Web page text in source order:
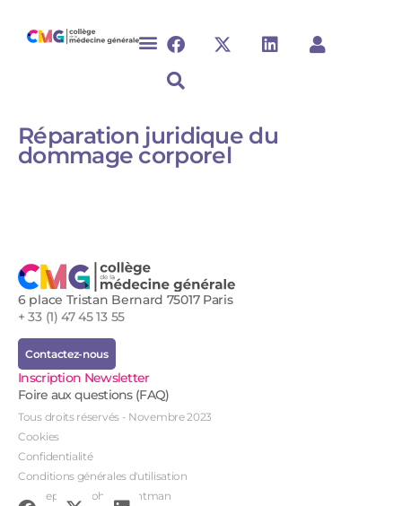
Réparation juridique du
dommage corporel​​​​
6 place Tristan Bernard 75017 Paris
+ 33 (1) 47 45 13 55
Contactez-nous
Inscription Newsletter
Foire aux questions (FAQ)
Tous droits réservés - Novembre 2023
Cookies
Confidentialité
Conditions générales d'utilisation
Conception : John Brightman